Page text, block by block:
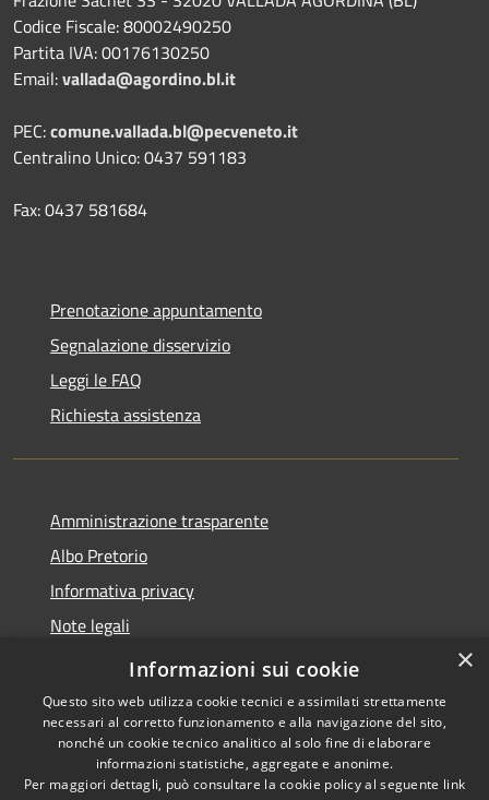
Codice Fiscale: 80002490250
Partita IVA: 00176130250
Email:vallada@agordino.bl.it
PEC:comune.vallada.bl@pecveneto.it
Centralino Unico: 0437 591183
Fax: 0437 581684
Prenotazione appuntamento
Segnalazione disservizio
Leggi le FAQ
Richiesta assistenza
Amministrazione trasparente
Albo Pretorio
Informativa privacy
Note legali
Dichiarazione di accessibilità
Copyright © 2026 • Comune di
×
Informazioni sui cookie
Questo sito web utilizza cookie tecnici e assimilati strettamente
necessari al corretto funzionamento e alla navigazione del sito,
nonché un cookie tecnico analitico al solo fine di elaborare
informazioni statistiche, aggregate e anonime.
Per maggiori dettagli, può consultare la cookie policy al seguente link